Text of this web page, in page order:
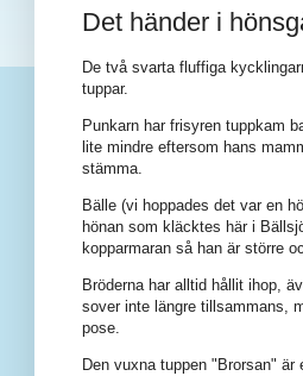
Det händer i
De två svarta fluffiga
tuppar.
Punkarn har frisyren tuppkam
lite mindre eftersom hans
stämma.
Bälle (vi hoppades det var en
hönan som kläcktes här i
kopparmaran så han är större
Bröderna har alltid hållit ihop,
sover inte längre tillsammans,
pose.
Den vuxna tuppen "Brorsan"